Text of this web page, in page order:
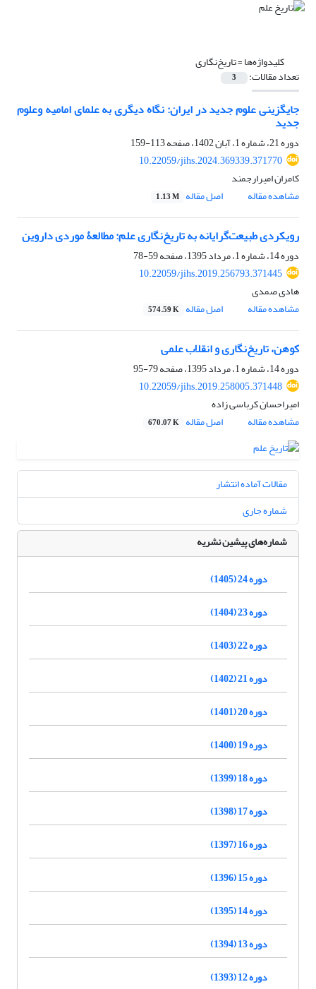
کلیدواژه‌ها =تاریخ‌نگاری
تعداد مقالات: 3
جایگزینی علوم جدید در ایران: نگاه دیگری به علمای امامیه وعلوم
جدید
دوره 21، شماره 1، آبان 1402، صفحه
113-159
10.22059/jihs.2024.369339.371770
کامران امیرارجمند
مشاهده مقاله
اصل مقاله 1.13 M
رویکردی طبیعت‌گرایانه به تاریخ‌نگاری علم: مطالعۀ موردی داروین
دوره 14، شماره 1، مرداد 1395، صفحه
59-78
10.22059/jihs.2019.256793.371445
هادی صمدی
مشاهده مقاله
اصل مقاله 574.59 K
کوهن، تاریخ‌نگاری و انقلاب علمی
دوره 14، شماره 1، مرداد 1395، صفحه
79-95
10.22059/jihs.2019.258005.371448
امیراحسان کرباسی زاده
مشاهده مقاله
اصل مقاله 670.07 K
مقالات آماده انتشار
شماره جاری
شماره‌های پیشین نشریه
دوره 24 (1405)
دوره 23 (1404)
دوره 22 (1403)
دوره 21 (1402)
دوره 20 (1401)
دوره 19 (1400)
دوره 18 (1399)
دوره 17 (1398)
دوره 16 (1397)
دوره 15 (1396)
دوره 14 (1395)
دوره 13 (1394)
دوره 12 (1393)